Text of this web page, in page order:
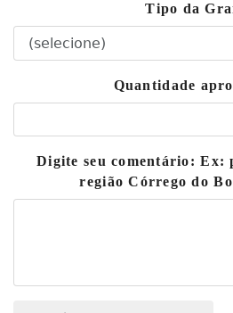
Tipo da
Quantidade
Digite seu comentário: Ex:
região Córrego do